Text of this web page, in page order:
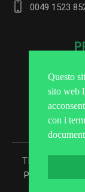
0049 1523
Iscriviti
Provita © 2025
Questo
sito web
con i